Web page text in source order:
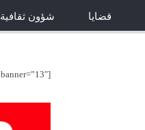
قضايا شؤون ثقافية
[adrotate banner=”13″]